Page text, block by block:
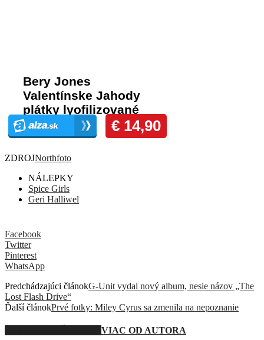
ZDROJNorthfoto
NÁLEPKY
Spice Girls
Geri Halliwel
Facebook
Twitter
Pinterest
WhatsApp
Predchádzajúci článokG-Unit vydal nový album, nesie názov „The
Lost Flash Drive“
Ďalší článokPrvé fotky: Miley Cyrus sa zmenila na nepoznanie
VIAC OD AUTORA